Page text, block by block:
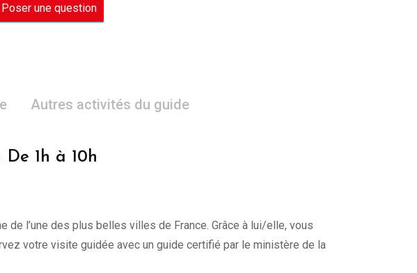
Poser une question
Autres activités du guide
De 1h à 10h
l’une des plus belles villes de France. Grâce à lui/elle, vous
votre visite guidée avec un guide certifié par le ministère de la